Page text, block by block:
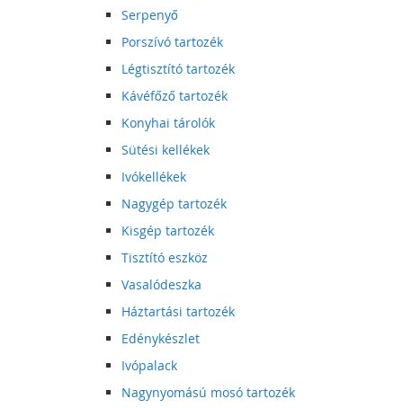
Serpenyő
Porszívó tartozék
Légtisztító tartozék
Kávéfőző tartozék
Konyhai tárolók
Sütési kellékek
Ivókellékek
Nagygép tartozék
Kisgép tartozék
Tisztító eszköz
Vasalódeszka
Háztartási tartozék
Edénykészlet
Ivópalack
Nagynyomású mosó tartozék